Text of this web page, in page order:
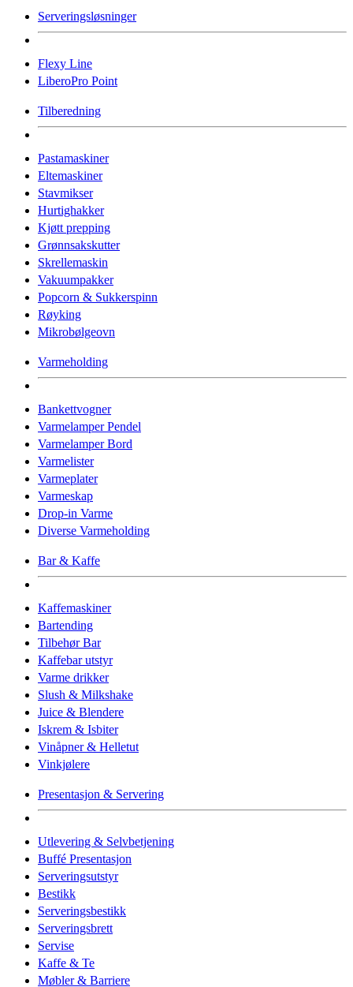
Serveringsløsninger
Flexy Line
LiberoPro Point
Tilberedning
Pastamaskiner
Eltemaskiner
Stavmikser
Hurtighakker
Kjøtt prepping
Grønnsakskutter
Skrellemaskin
Vakuumpakker
Popcorn & Sukkerspinn
Røyking
Mikrobølgeovn
Varmeholding
Bankettvogner
Varmelamper Pendel
Varmelamper Bord
Varmelister
Varmeplater
Varmeskap
Drop-in Varme
Diverse Varmeholding
Bar & Kaffe
Kaffemaskiner
Bartending
Tilbehør Bar
Kaffebar utstyr
Varme drikker
Slush & Milkshake
Juice & Blendere
Iskrem & Isbiter
Vinåpner & Helletut
Vinkjølere
Presentasjon & Servering
Utlevering & Selvbetjening
Buffé Presentasjon
Serveringsutstyr
Bestikk
Serveringsbestikk
Serveringsbrett
Servise
Kaffe & Te
Møbler & Barriere